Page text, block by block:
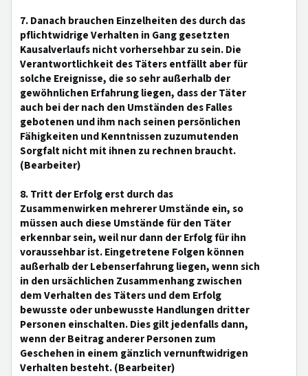
7. Danach brauchen Einzelheiten des durch das
pflichtwidrige Verhalten in Gang gesetzten
Kausalverlaufs nicht vorhersehbar zu sein. Die
Verantwortlichkeit des Täters entfällt aber für
solche Ereignisse, die so sehr außerhalb der
gewöhnlichen Erfahrung liegen, dass der Täter
auch bei der nach den Umständen des Falles
gebotenen und ihm nach seinen persönlichen
Fähigkeiten und Kenntnissen zuzumutenden
Sorgfalt nicht mit ihnen zu rechnen braucht.
(Bearbeiter)
8. Tritt der Erfolg erst durch das
Zusammenwirken mehrerer Umstände ein, so
müssen auch diese Umstände für den Täter
erkennbar sein, weil nur dann der Erfolg für ihn
voraussehbar ist. Eingetretene Folgen können
außerhalb der Lebenserfahrung liegen, wenn sich
in den ursächlichen Zusammenhang zwischen
dem Verhalten des Täters und dem Erfolg
bewusste oder unbewusste Handlungen dritter
Personen einschalten. Dies gilt jedenfalls dann,
wenn der Beitrag anderer Personen zum
Geschehen in einem gänzlich vernunftwidrigen
Verhalten besteht. (Bearbeiter)